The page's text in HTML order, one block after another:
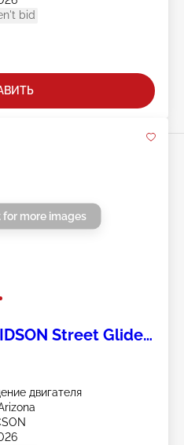
bid
more images
Street Glide
двигателя